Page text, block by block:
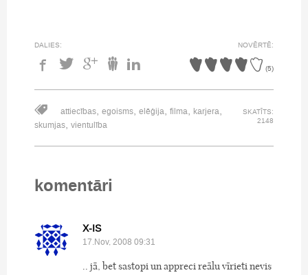
DALIES: NOVĒRTĒ:
(5)
attiecības, egoisms, elēģija, filma, karjera,
skumjas, vientulība
SKATĪTS:
2148
komentāri
X-IS
17.Nov, 2008 09:31
.. jā, bet sastopi un appreci reālu vīrieti nevis